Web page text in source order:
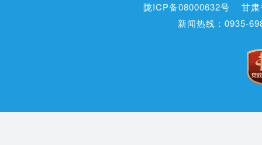
陇ICP备08000632号
甘
新闻热线：0935-